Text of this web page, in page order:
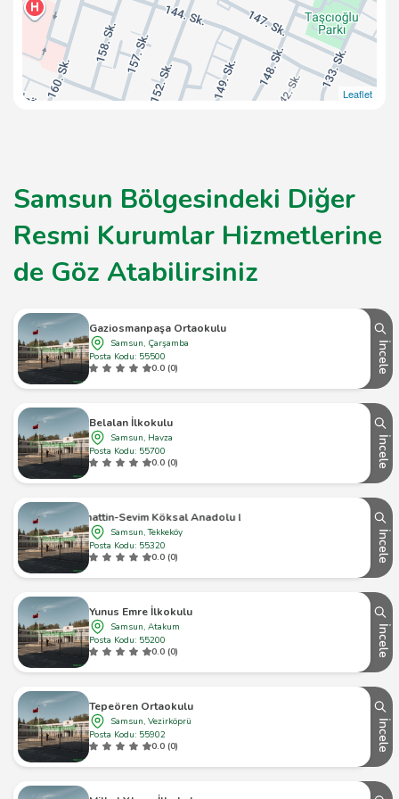
Leaflet
Samsun Bölgesindeki Diğer
Resmi Kurumlar Hizmetlerine
de Göz Atabilirsiniz
Gaziosmanpaşa Ortaokulu
Samsun, Çarşamba
Posta Kodu: 55500
0.0 (0)
İncele
Belalan İlkokulu
Samsun, Havza
Posta Kodu: 55700
0.0 (0)
İncele
Bahattin-Sevim Köksal Anadolu Lisesi
Samsun, Tekkeköy
Posta Kodu: 55320
0.0 (0)
İncele
Yunus Emre İlkokulu
Samsun, Atakum
Posta Kodu: 55200
0.0 (0)
İncele
Tepeören Ortaokulu
Samsun, Vezirköprü
Posta Kodu: 55902
0.0 (0)
İncele